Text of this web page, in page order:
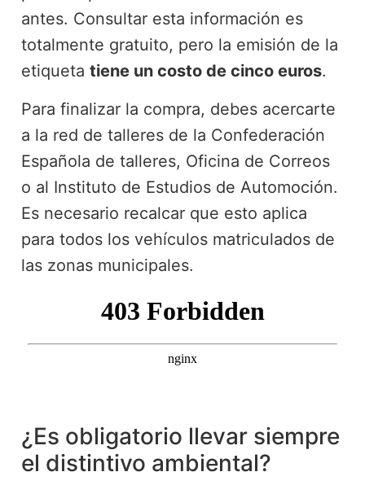
antes. Consultar esta información es
totalmente gratuito, pero la emisión de la
etiqueta tiene un costo de cinco euros.
Para finalizar la compra, debes acercarte
a la red de talleres de la Confederación
Española de talleres, Oficina de Correos
o al Instituto de Estudios de Automoción.
Es necesario recalcar que esto aplica
para todos los vehículos matriculados de
las zonas municipales.
¿Es obligatorio llevar siempre
el distintivo ambiental?